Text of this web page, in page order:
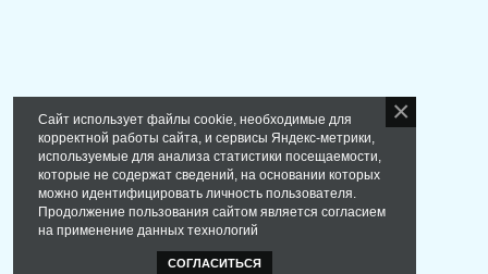
Сайт использует файлы cookie, необходимые для
корректной работы сайта, и сервисы Яндекс-метрики,
используемые для анализа статистики посещаемости,
которые не содержат сведений, на основании которых
можно идентифицировать личность пользователя.
Продолжение пользования сайтом является согласием
на применение данных технологий
СОГЛАСИТЬСЯ